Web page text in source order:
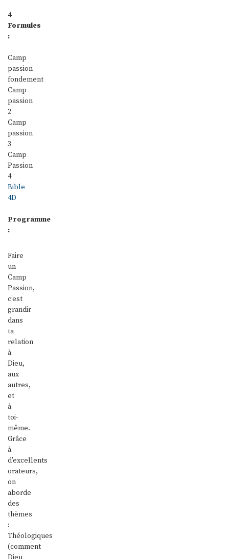
4
Formules
:
Camp
passion
fondement
Camp
passion
2
Camp
passion
3
Camp
Passion
4
Bible
4D
Programme
:
Faire
un
Camp
Passion,
c’est
grandir
dans
ta
relation
à
Dieu,
aux
autres,
et
à
toi-
même.
Grâce
à
d’excellents
orateurs,
on
aborde
des
thèmes
:
Théologiques
(comment